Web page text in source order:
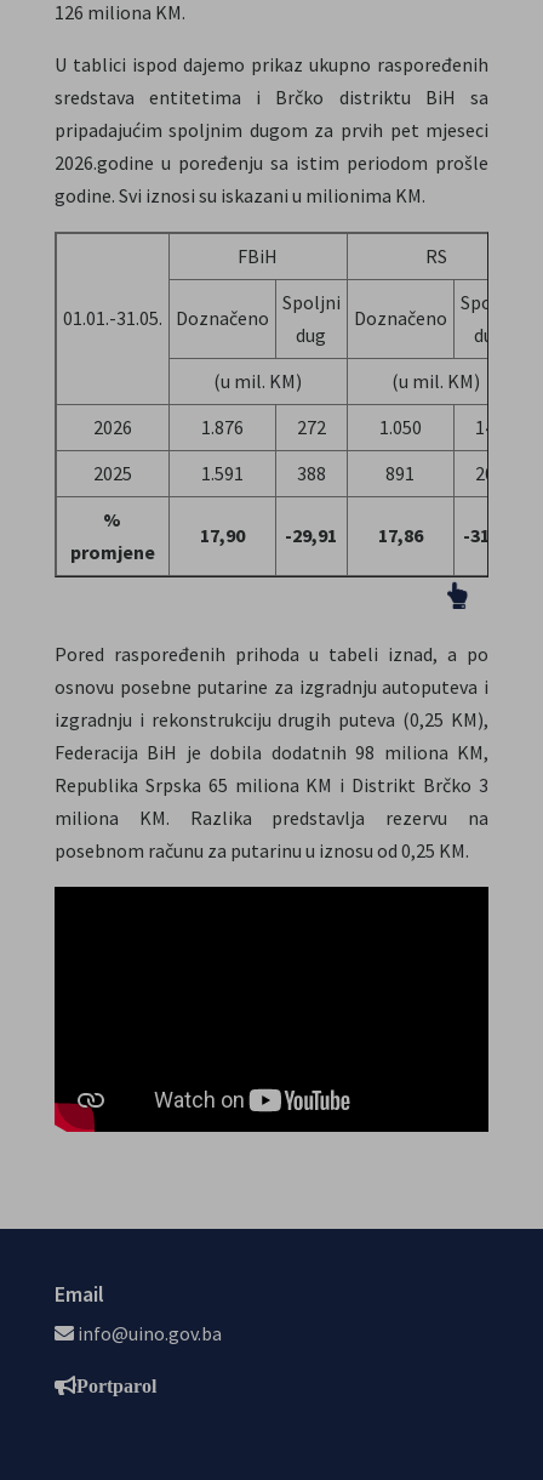
126 miliona KM.
U tablici ispod dajemo prikaz ukupno raspoređenih
sredstava entitetima i Brčko distriktu BiH sa
pripadajućim spoljnim dugom za prvih pet mjeseci
2026.godine u poređenju sa istim periodom prošle
godine. Svi iznosi su iskazani u milionima KM.
01.01.-31.05.
FBiH RS
Doznačeno
Spoljni
dug
Doznačeno
Spoljni
dug
(u mil. KM)
(u mil. KM)
2026
1.876 272 1.050
143
2025
1.591 388 891
208
%
promjene
17,90 -29,91 17,86 -31,36
Pored raspoređenih prihoda u tabeli iznad, a po
osnovu posebne putarine za izgradnju autoputeva i
izgradnju i rekonstrukciju drugih puteva (0,25 KM),
Federacija BiH je dobila dodatnih 98 miliona KM,
Republika Srpska 65 miliona KM i Distrikt Brčko 3
miliona KM. Razlika predstavlja rezervu na
posebnom računu za putarinu u iznosu od 0,25 KM.
Email
info@uino.gov.ba
Portparol